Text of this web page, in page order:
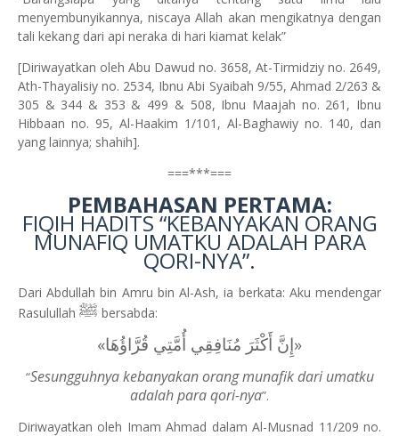
menyembunyikannya, niscaya Allah akan mengikatnya dengan
tali kekang dari api neraka di hari kiamat kelak”
[Diriwayatkan oleh Abu Dawud no. 3658, At-Tirmidziy no. 2649,
Ath-Thayalisiy no. 2534, Ibnu Abi Syaibah 9/55, Ahmad 2/263 &
305 & 344 & 353 & 499 & 508, Ibnu Maajah no. 261, Ibnu
Hibbaan no. 95, Al-Haakim 1/101, Al-Baghawiy no. 140, dan
yang lainnya; shahih].
===***===
PEMBAHASAN PERTAMA:
FIQIH HADITS “KEBANYAKAN ORANG
MUNAFIQ UMATKU ADALAH PARA
QORI-NYA”.
Dari Abdullah bin Amru bin Al-Ash, ia berkata: Aku mendengar
Rasulullah ﷺ bersabda:
«إِنَّ ‌أَكْثَرَ ‌مُنَافِقِي ‌أُمَّتِي ‌قُرَّاؤُهَا»
“Sesungguhnya kebanyakan orang munafik dari umatku
adalah para qori-nya”.
Diriwayatkan oleh Imam Ahmad dalam Al-Musnad 11/209 no.